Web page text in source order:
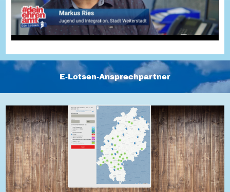
Service
Suche
Downloads
Kontakt
Impressum
Barriere melden
E-Lotsen-Ansprechpartner